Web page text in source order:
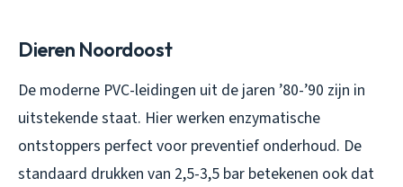
Dieren Noordoost
De moderne PVC-leidingen uit de jaren ’80-’90 zijn in
uitstekende staat. Hier werken enzymatische
ontstoppers perfect voor preventief onderhoud. De
standaard drukken van 2,5-3,5 bar betekenen ook dat